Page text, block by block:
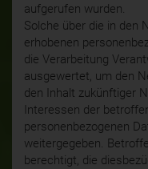
aufgerufen wurden.
Solche über die in den
erhobenen
die Verarbeitung
ausgewertet, um den
den Inhalt zukünftiger
Interessen der
personenbezogenen
weitergegeben.
berechtigt, die